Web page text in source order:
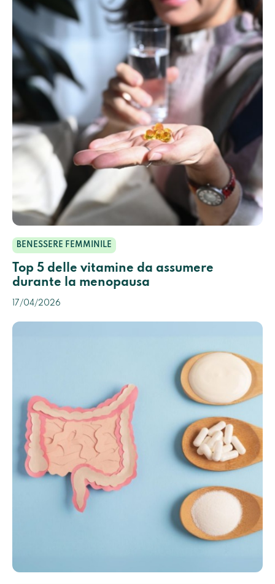
BENESSERE FEMMINILE
Top 5 delle vitamine da assumere
durante la menopausa
17/04/2026